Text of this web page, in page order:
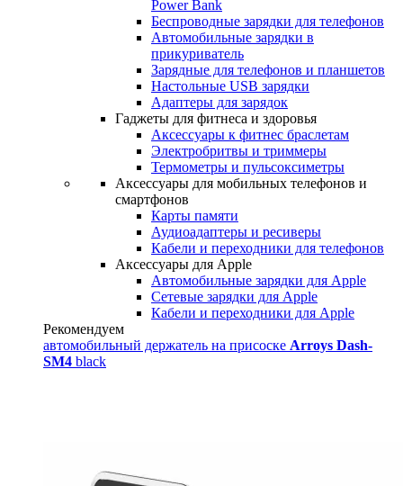
Power Bank
Беспроводные зарядки для телефонов
Автомобильные зарядки в
прикуриватель
Зарядные для телефонов и планшетов
Настольные USB зарядки
Адаптеры для зарядок
Гаджеты для фитнеса и здоровья
Аксессуары к фитнес браслетам
Электробритвы и триммеры
Термометры и пульсоксиметры
Аксессуары для мобильных телефонов и
смартфонов
Карты памяти
Аудиоадаптеры и ресиверы
Кабели и переходники для телефонов
Аксессуары для Apple
Автомобильные зарядки для Apple
Сетевые зарядки для Apple
Кабели и переходники для Apple
Рекомендуем
автомобильный держатель на присоске Arroys Dash-
SM4 black